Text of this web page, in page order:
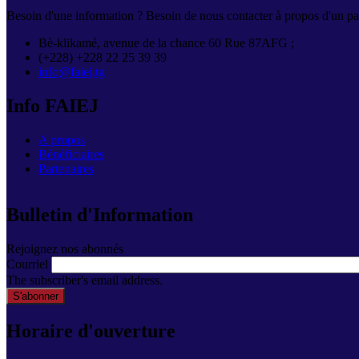
Besoin d'une information ? Besoin de nous contacter à propos d'un
Bè-klikamé, avenue de la chance 60 Rue 87AFG ;
(+228) +228 22 25 39 39
info@faiej.tg
Info FAIEJ
A propos
Bénéficiaires
Partenaires
Bulletin d'Information
Rejoignez nos abonnés
Courriel
The subscriber's email address.
Horaire d'ouverture